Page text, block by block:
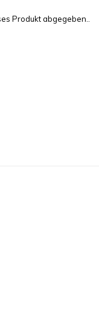
Produkt abgegeben..